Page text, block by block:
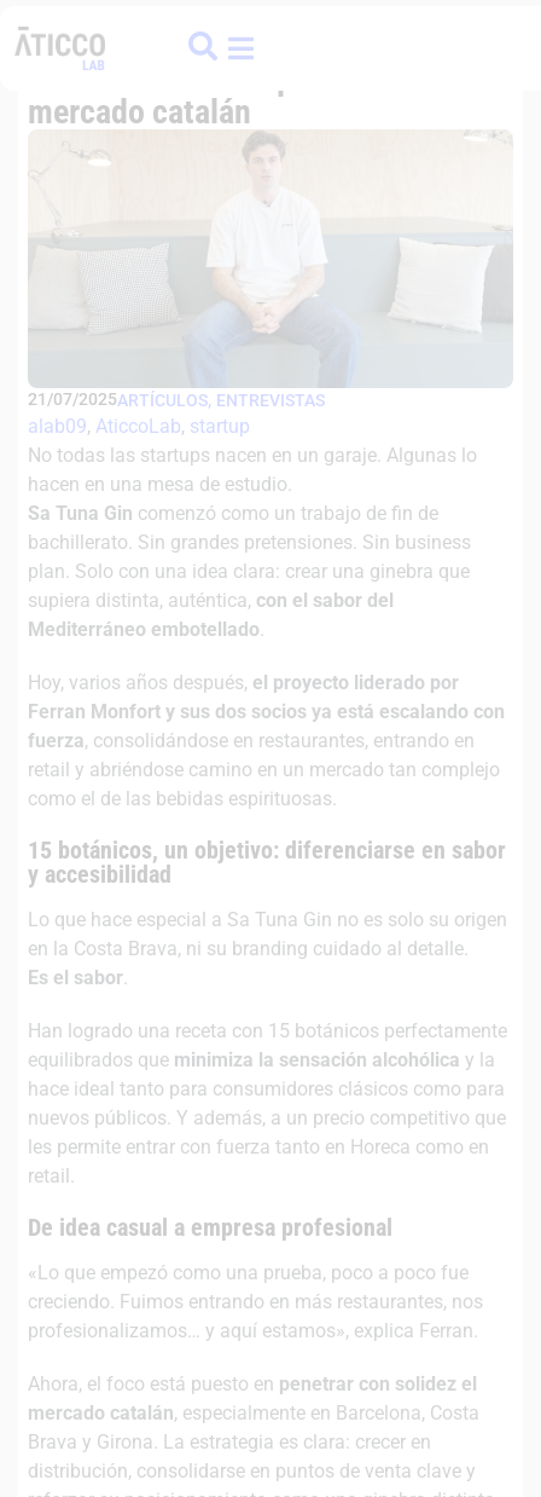
Sa Tuna Gin: de un trabajo de
bachillerato a conquistar el
mercado catalán
21/07/2025ARTÍCULOS, ENTREVISTAS
alab09, AticcoLab, startup
No todas las startups nacen en un garaje. Algunas lo
hacen en una mesa de estudio.
Sa Tuna Gin comenzó como un trabajo de fin de
bachillerato. Sin grandes pretensiones. Sin business
plan. Solo con una idea clara: crear una ginebra que
supiera distinta, auténtica, con el sabor del
Mediterráneo embotellado.
Hoy, varios años después, el proyecto liderado por
Ferran Monfort y sus dos socios ya está escalando con
fuerza, consolidándose en restaurantes, entrando en
retail y abriéndose camino en un mercado tan complejo
como el de las bebidas espirituosas.
15 botánicos, un objetivo: diferenciarse en sabor
y accesibilidad
Lo que hace especial a Sa Tuna Gin no es solo su origen
en la Costa Brava, ni su branding cuidado al detalle.
Es el sabor.
Han logrado una receta con 15 botánicos perfectamente
equilibrados que minimiza la sensación alcohólica y la
hace ideal tanto para consumidores clásicos como para
nuevos públicos. Y además, a un precio competitivo que
les permite entrar con fuerza tanto en Horeca como en
retail.
De idea casual a empresa profesional
«Lo que empezó como una prueba, poco a poco fue
creciendo. Fuimos entrando en más restaurantes, nos
profesionalizamos… y aquí estamos», explica Ferran.
Ahora, el foco está puesto en penetrar con solidez el
mercado catalán, especialmente en Barcelona, Costa
Brava y Girona. La estrategia es clara: crecer en
distribución, consolidarse en puntos de venta clave y